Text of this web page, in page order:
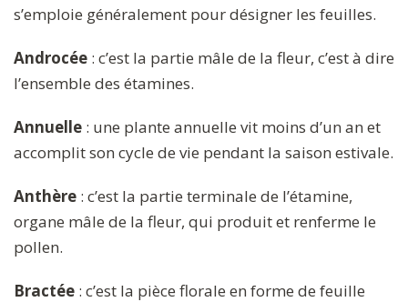
s’emploie généralement pour désigner les feuilles.
Androcée : c’est la partie mâle de la fleur, c’est à dire
l’ensemble des étamines.
Annuelle : une plante annuelle vit moins d’un an et
accomplit son cycle de vie pendant la saison estivale.
Anthère : c’est la partie terminale de l’étamine,
organe mâle de la fleur, qui produit et renferme le
pollen.
Bractée : c’est la pièce florale en forme de feuille